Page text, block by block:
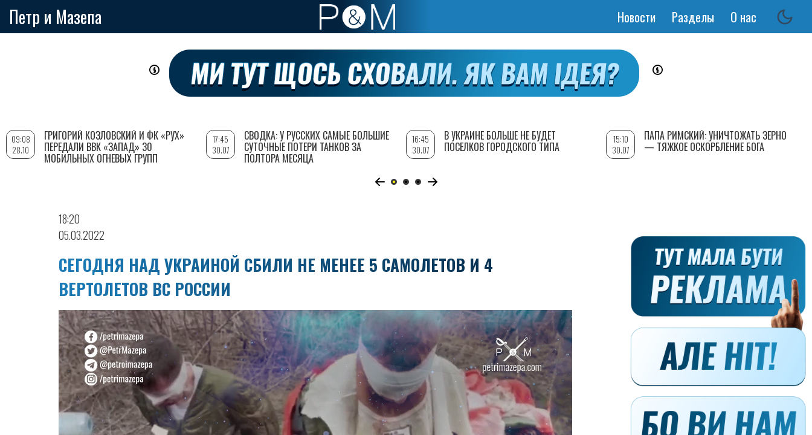
Петр и Мазепа
Основная
Новости Разделы О нас
18:20
05.03.2022
СЕГОДНЯ НАД УКРАИНОЙ СБИЛИ НЕ МЕНЕЕ 5 САМОЛЕТОВ И 4
ВЕРТОЛЕТОВ ВС РОССИИ
09:08
28.10
ГРИГОРИЙ КОЗЛОВСКИЙ И ФК «РУХ»
ПЕРЕДАЛИ ВВК «ЗАПАД» 30
МОБИЛЬНЫХ ОГНЕВЫХ ГРУПП
17:45
30.07
СВОДКА: У РУССКИХ САМЫЕ БОЛЬШИЕ
СУТОЧНЫЕ ПОТЕРИ ТАНКОВ ЗА
ПОЛТОРА МЕСЯЦА
16:45
30.07
В УКРАИНЕ БОЛЬШЕ НЕ БУДЕТ
ПОСЕЛКОВ ГОРОДСКОГО ТИПА
15:10
30.07
ПАПА РИМСКИЙ: УНИЧТОЖАТЬ ЗЕРНО
— ТЯЖКОЕ ОСКОРБЛЕНИЕ БОГА